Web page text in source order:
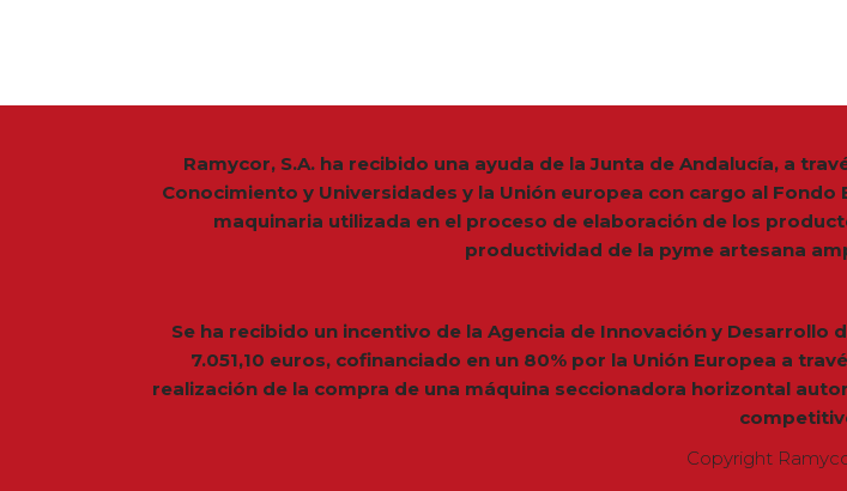
Ramycor, S.A. ha recibido una ayuda de la Junta de Andalucía, a
Conocimiento y Universidades y la Unión europea con cargo al
maquinaria utilizada en el proceso de elaboración de los
productividad de la pyme artesana
Se ha recibido un incentivo de la Agencia de Innovación y Desarrollo
7.051,10 euros, cofinanciado en un 80% por la Unión Europea a
realización de la compra de una máquina seccionadora horizontal
Copyright